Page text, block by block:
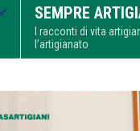
SEMPRE
I racconti di vita
l’artigianato